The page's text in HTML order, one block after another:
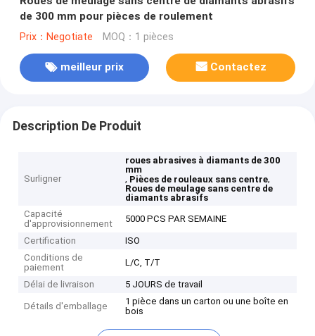
de 300 mm pour pièces de roulement
Prix：Negotiate MOQ：1 pièces
meilleur prix Contactez
Description De Produit
Surligner
roues abrasives à diamants de 300
mm
, Pièces de rouleaux sans centre,
Roues de meulage sans centre de
diamants abrasifs
Capacité
d'approvisionnement
5000 PCS PAR SEMAINE
Certification
ISO
Conditions de
paiement
L/C, T/T
Délai de livraison 5 JOURS de travail
Détails d'emballage
1 pièce dans un carton ou une boîte en
bois